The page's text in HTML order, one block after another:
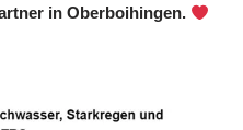
in Oberboihingen.